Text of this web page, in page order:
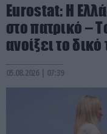
Eurostat: Η
στο πατρικό –
ανοίξει το δικό
05.08.2026 | 07:39